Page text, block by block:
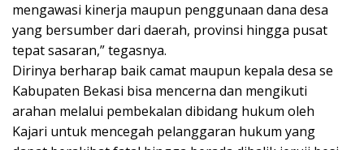
mengawasi kinerja maupun penggunaan dana desa
yang bersumber dari daerah, provinsi hingga pusat
tepat sasaran,” tegasnya.
Dirinya berharap baik camat maupun kepala desa se
Kabupaten Bekasi bisa mencerna dan mengikuti
arahan melalui pembekalan dibidang hukum oleh
Kajari untuk mencegah pelanggaran hukum yang